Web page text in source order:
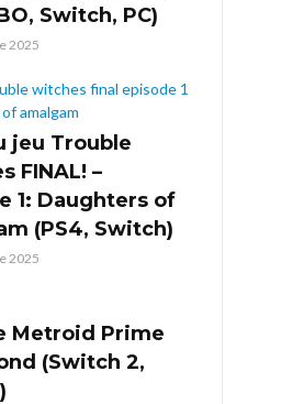
Switch, PC)
2025
jeu Trouble
FINAL! –
1: Daughters of
(PS4, Switch)
2025
Metroid Prime
(Switch 2,